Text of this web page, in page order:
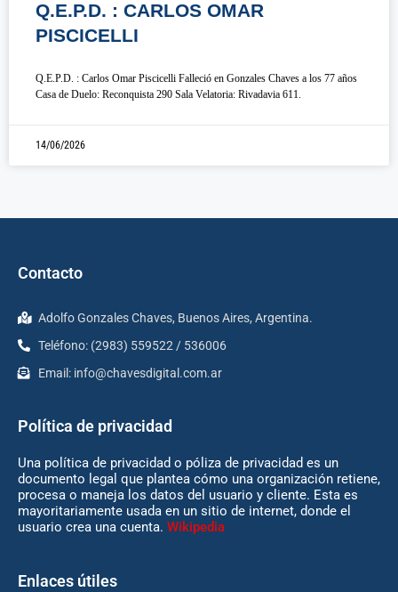
Q.E.P.D. : CARLOS OMAR
PISCICELLI
Q.E.P.D. : Carlos Omar Piscicelli Falleció en Gonzales Chaves a los 77 años
Casa de Duelo: Reconquista 290 Sala Velatoria: Rivadavia 611.
14/06/2026
Contacto
Adolfo Gonzales Chaves, Buenos Aires, Argentina.
Teléfono: (2983) 559522 / 536006
Email: info@chavesdigital.com.ar
Política de privacidad
Una política de privacidad o póliza de privacidad es un
documento legal que plantea cómo una organización retiene,
procesa o maneja los datos del usuario y cliente. Esta es
mayoritariamente usada en un sitio de internet, donde el
usuario crea una cuenta. Wikipedia
Enlaces útiles